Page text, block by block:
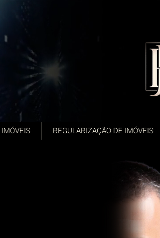
REGULARIZAÇÃO DE IMÓVEIS